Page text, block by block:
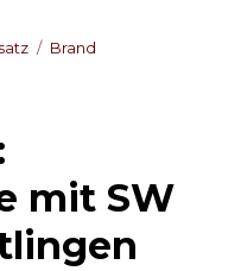
Schlagwörter
Brand
mit SW